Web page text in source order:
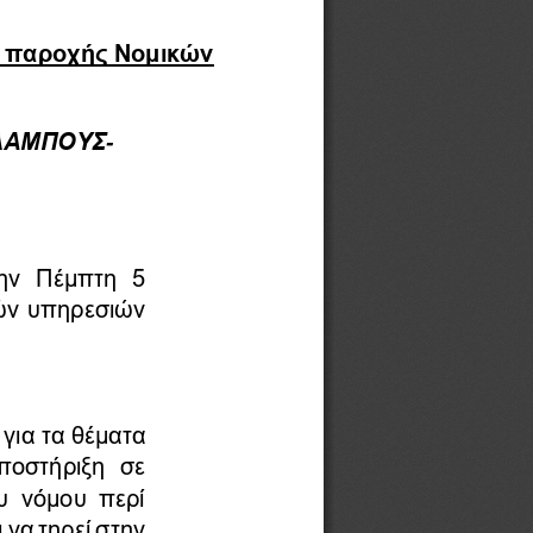
παροχής Νομικών
-
Πέμπτη  5
υπηρεσιών
τα θέματα
σε
νόμου περί